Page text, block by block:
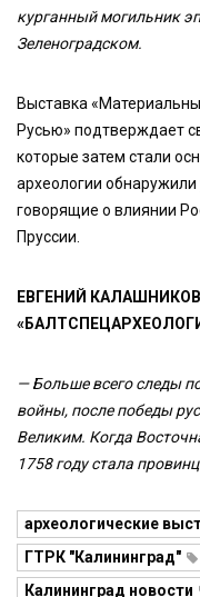
курганный могильник
Зеленоградском.
Выставка
Русью» подтверждает
которые затем стали
археологии
говорящие о влиянии
Пруссии.
ЕВГЕНИЙ
— Больше всего следы
войны, после победы
Великим. Когда
1758 году стала
археологические
ГТРК "Калининград"
Калининград новости